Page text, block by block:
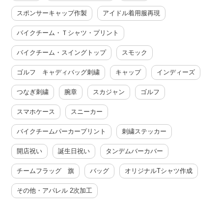
スポンサーキャップ作製 アイドル着用服再現
バイクチーム・Ｔシャツ・プリント
バイクチーム・スイングトップ スモック
ゴルフ キャディバッグ刺繍 キャップ インディーズ
つなぎ刺繍 腕章 スカジャン ゴルフ
スマホケース スニーカー
バイクチームパーカープリント 刺繍ステッカー
開店祝い 誕生日祝い タンデムバーカバー
チームフラッグ 旗 バッグ オリジナルTシャツ作成
その他・アパレル 2次加工